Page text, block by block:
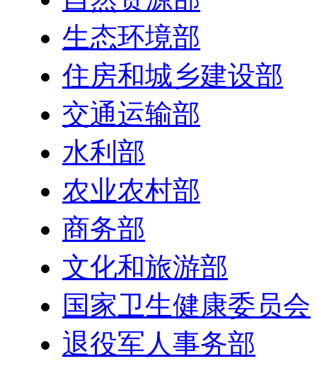
生态环境部
住房和城乡建设部
交通运输部
水利部
农业农村部
商务部
文化和旅游部
国家卫生健康委员会
退役军人事务部